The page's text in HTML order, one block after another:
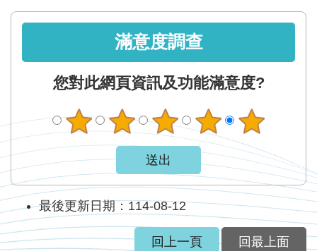
台
滿意度調查
您對此網頁資訊及功能滿意度?
最後更新日期：114-08-12
回上一頁 回最上面